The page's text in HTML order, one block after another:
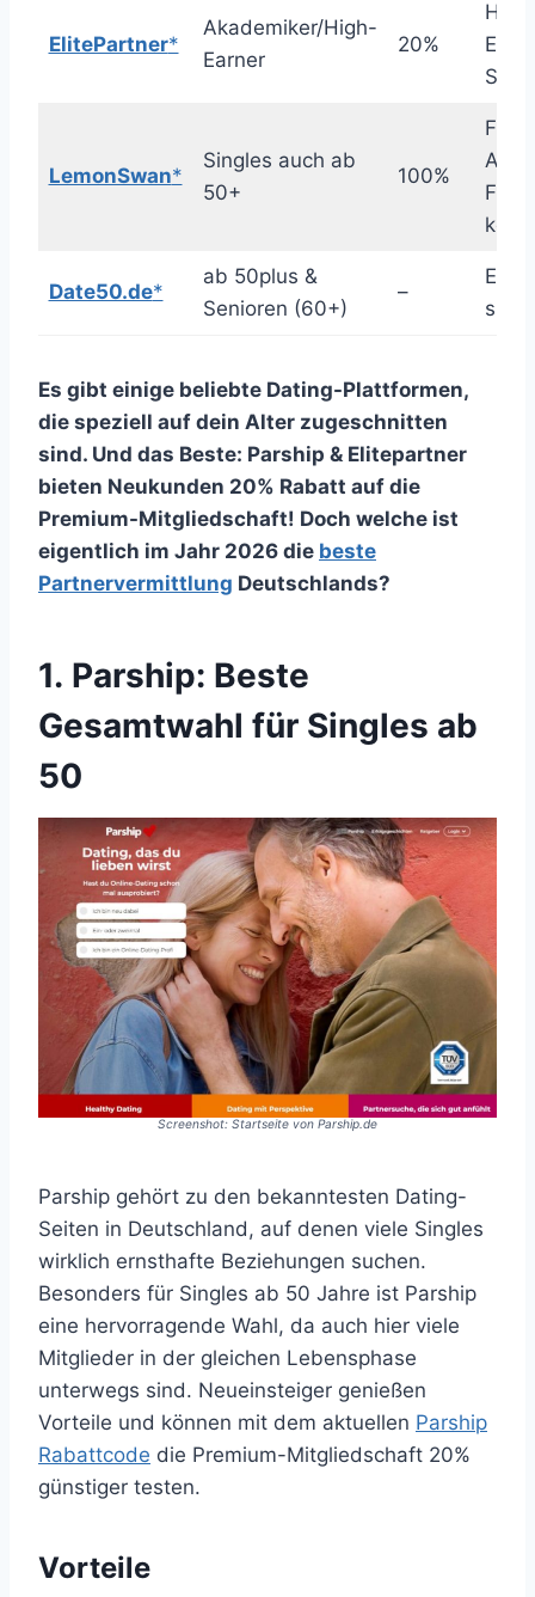
ElitePartner*
Akademiker/High-
Earner
20%
Hohe
LemonSwan*
Singles auch ab
50+
100%
Für
Date50.de*
ab 50plus &
Senioren (60+)
–
Es gibt einige beliebte Dating-Plattformen,
die speziell auf dein Alter zugeschnitten
sind. Und das Beste: Parship & Elitepartner
bieten Neukunden 20% Rabatt auf die
Premium-Mitgliedschaft! Doch welche ist
eigentlich im Jahr 2026 die beste
Partnervermittlung Deutschlands?
1. Parship: Beste
Gesamtwahl für Singles ab
50
Screenshot: Startseite von Parship.de
Parship gehört zu den bekanntesten Dating-
Seiten in Deutschland, auf denen viele Singles
wirklich ernsthafte Beziehungen suchen.
Besonders für Singles ab 50 Jahre ist Parship
eine hervorragende Wahl, da auch hier viele
Mitglieder in der gleichen Lebensphase
unterwegs sind. Neueinsteiger genießen
Vorteile und können mit dem aktuellen Parship
Rabattcode die Premium-Mitgliedschaft 20%
günstiger testen.
Vorteile